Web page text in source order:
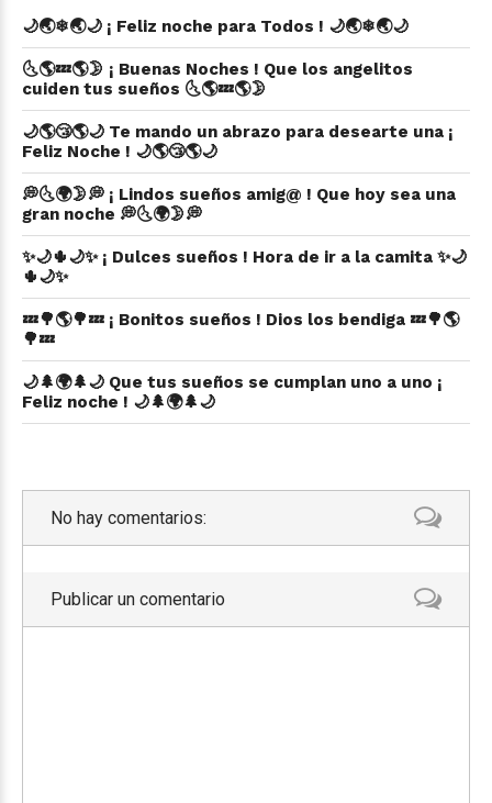
🌙🌏❄🌏🌙 ¡ Feliz noche para Todos ! 🌙🌏❄🌏🌙
🌜🌎💤🌎🌛 ¡ Buenas Noches ! Que los angelitos
cuiden tus sueños 🌜🌎💤🌎🌛
🌙🌎😴🌎🌙 Te mando un abrazo para desearte una ¡
Feliz Noche ! 🌙🌎😴🌎🌙
💭🌜🌍🌛💭 ¡ Lindos sueños amig@ ! Que hoy sea una
gran noche 💭🌜🌍🌛💭
✨🌙🌵🌙✨ ¡ Dulces sueños ! Hora de ir a la camita ✨🌙
🌵🌙✨
💤🌳🌎🌳💤 ¡ Bonitos sueños ! Dios los bendiga 💤🌳🌎
🌳💤
🌙🌲🌍🌲🌙 Que tus sueños se cumplan uno a uno ¡
Feliz noche ! 🌙🌲🌍🌲🌙
No hay comentarios:
Publicar un comentario